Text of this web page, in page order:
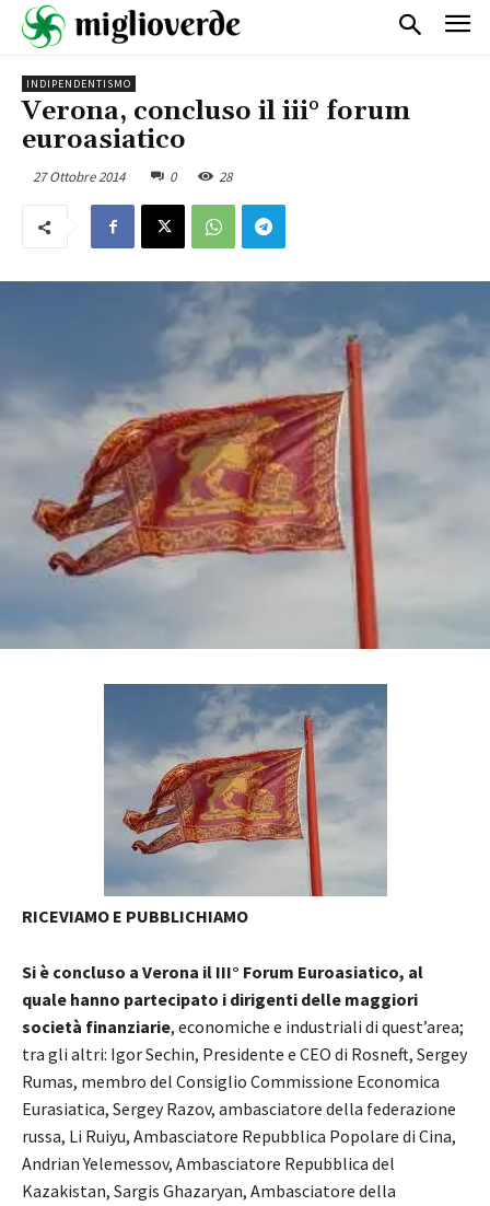
INDIPENDENTISMO
Verona, concluso il iii° forum
euroasiatico
27 Ottobre 2014 0 28
RICEVIAMO E PUBBLICHIAMO
Si è concluso a Verona il III° Forum Euroasiatico, al
quale hanno partecipato i dirigenti delle maggiori
società finanziarie, economiche e industriali di quest’area;
tra gli altri: Igor Sechin, Presidente e CEO di Rosneft, Sergey
Rumas, membro del Consiglio Commissione Economica
Eurasiatica, Sergey Razov, ambasciatore della federazione
russa, Li Ruiyu, Ambasciatore Repubblica Popolare di Cina,
Andrian Yelemessov, Ambasciatore Repubblica del
Kazakistan, Sargis Ghazaryan, Ambasciatore della